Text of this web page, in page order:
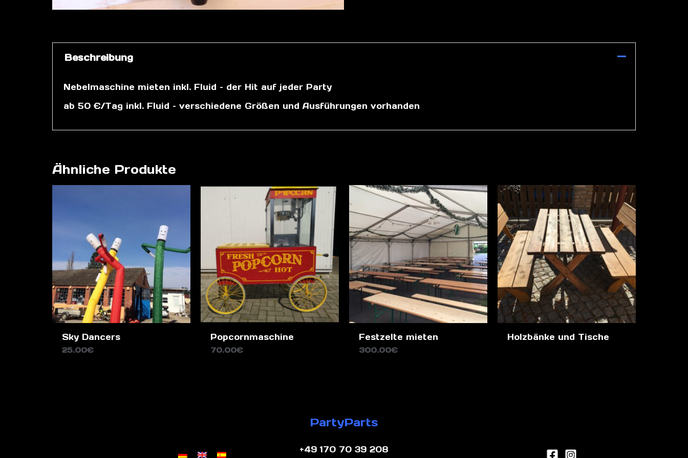
Beschreibung
Nebelmaschine mieten inkl. Fluid – der Hit auf jeder Party
ab 50 €/Tag inkl. Fluid – verschiedene Größen und Ausführungen vorhanden
Ähnliche Produkte
Sky Dancers
25.00€
Popcornmaschine
70.00€
Festzelte mieten
300.00€
Holzbänke und Tische
PartyParts
+49 170 70 39 208